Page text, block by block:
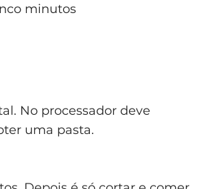
minutos
No processador deve
uma pasta.